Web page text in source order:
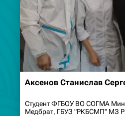
Аксенов Станислав
Студент ФГБОУ ВО СОГМА
Медбрат, ГБУЗ "РКБСМП" МЗ